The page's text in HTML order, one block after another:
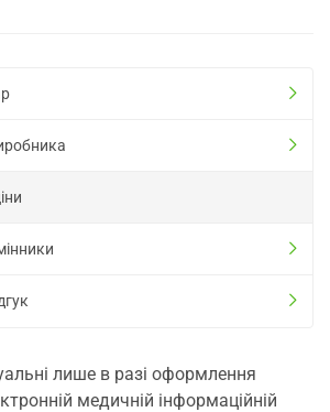
лише в разі оформлення
медичній інформаційній